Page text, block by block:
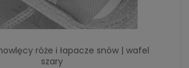
róże i łapacze snów | wafel
szary